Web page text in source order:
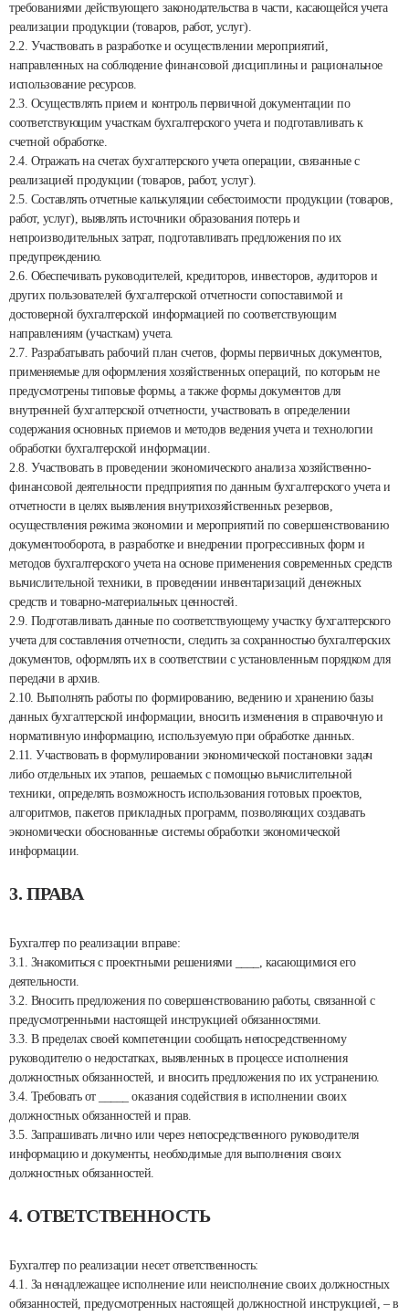
требованиями действующего законодательства в части, касающейся учета
реализации продукции (товаров, работ, услуг).
2.2. Участвовать в разработке и осуществлении мероприятий,
направленных на соблюдение финансовой дисциплины и рациональное
использование ресурсов.
2.3. Осуществлять прием и контроль первичной документации по
соответствующим участкам бухгалтерского учета и подготавливать к
счетной обработке.
2.4. Отражать на счетах бухгалтерского учета операции, связанные с
реализацией продукции (товаров, работ, услуг).
2.5. Составлять отчетные калькуляции себестоимости продукции (товаров,
работ, услуг), выявлять источники образования потерь и
непроизводительных затрат, подготавливать предложения по их
предупреждению.
2.6. Обеспечивать руководителей, кредиторов, инвесторов, аудиторов и
других пользователей бухгалтерской отчетности сопоставимой и
достоверной бухгалтерской информацией по соответствующим
направлениям (участкам) учета.
2.7. Разрабатывать рабочий план счетов, формы первичных документов,
применяемые для оформления хозяйственных операций, по которым не
предусмотрены типовые формы, а также формы документов для
внутренней бухгалтерской отчетности, участвовать в определении
содержания основных приемов и методов ведения учета и технологии
обработки бухгалтерской информации.
2.8. Участвовать в проведении экономического анализа хозяйственно-
финансовой деятельности предприятия по данным бухгалтерского учета и
отчетности в целях выявления внутрихозяйственных резервов,
осуществления режима экономии и мероприятий по совершенствованию
документооборота, в разработке и внедрении прогрессивных форм и
методов бухгалтерского учета на основе применения современных средств
вычислительной техники, в проведении инвентаризаций денежных
средств и товарно-материальных ценностей.
2.9. Подготавливать данные по соответствующему участку бухгалтерского
учета для составления отчетности, следить за сохранностью бухгалтерских
документов, оформлять их в соответствии с установленным порядком для
передачи в архив.
2.10. Выполнять работы по формированию, ведению и хранению базы
данных бухгалтерской информации, вносить изменения в справочную и
нормативную информацию, используемую при обработке данных.
2.11. Участвовать в формулировании экономической постановки задач
либо отдельных их этапов, решаемых с помощью вычислительной
техники, определять возможность использования готовых проектов,
алгоритмов, пакетов прикладных программ, позволяющих создавать
экономически обоснованные системы обработки экономической
информации.
3. ПРАВА
Бухгалтер по реализации вправе:
3.1. Знакомиться с проектными решениями ____, касающимися его
деятельности.
3.2. Вносить предложения по совершенствованию работы, связанной с
предусмотренными настоящей инструкцией обязанностями.
3.3. В пределах своей компетенции сообщать непосредственному
руководителю о недостатках, выявленных в процессе исполнения
должностных обязанностей, и вносить предложения по их устранению.
3.4. Требовать от _____ оказания содействия в исполнении своих
должностных обязанностей и прав.
3.5. Запрашивать лично или через непосредственного руководителя
информацию и документы, необходимые для выполнения своих
должностных обязанностей.
4. ОТВЕТСТВЕННОСТЬ
Бухгалтер по реализации несет ответственность:
4.1. За ненадлежащее исполнение или неисполнение своих должностных
обязанностей, предусмотренных настоящей должностной инструкцией, – в